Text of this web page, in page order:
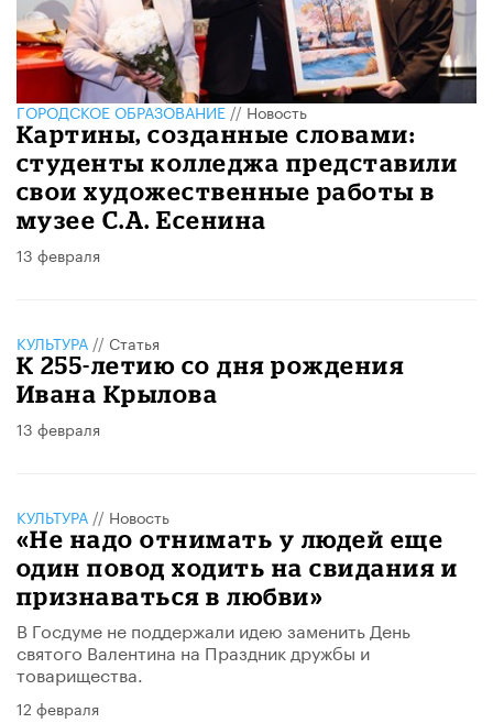
ГОРОДСКОЕ ОБРАЗОВАНИЕ//Новость
Картины, созданные словами:
студенты колледжа представили
свои художественные работы в
музее С.А. Есенина
13 февраля
КУЛЬТУРА // Статья
К 255-летию со дня рождения
Ивана Крылова
13 февраля
КУЛЬТУРА // Новость
«Не надо отнимать у людей еще
один повод ходить на свидания и
признаваться в любви»
В Госдуме не поддержали идею заменить День
святого Валентина на Праздник дружбы и
товарищества.
12 февраля